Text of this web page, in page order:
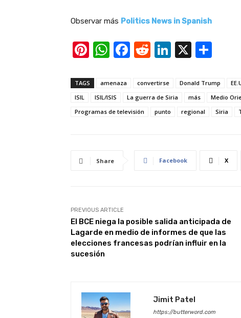
b
o
Observar más Politics News in Spanish
Pi
er
e
st
W
at
s
A
F
c
e
b
R
d
di
t
Li
e
dI
X
ar
e
TAGS amenaza convertirse Donald Trump
ISIL
ISIL/ISIS La guerra de Siria más Medio
Programas de televisión
punto regional Siria
Share Facebook X
PREVIOUS ARTICLE
El BCE niega la posible salida anticipada de
Lagarde en medio de informes de que las
elecciones francesas podrían influir en la
sucesión
Jimit Patel
https://butterword.com